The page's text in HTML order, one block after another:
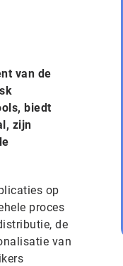
van de
biedt
zijn
op
proces
de
van